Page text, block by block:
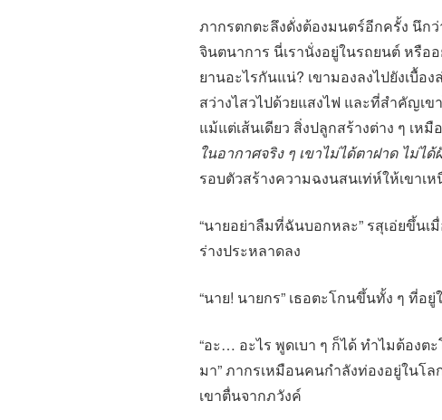
ภากรตกตะลึงดั่งต้องมนตร์อีกครั้ง นึก
จินตนาการ นี่เรานั่งอยู่ในรถยนต์ หรือ
ยานอะไรกันแน่? เขามองลงไปยังเบื้
สว่างไสวไปด้วยแสงไฟ และที่สำคัญเข
แม้แต่เส้นเดียว สิ่งปลูกสร้างต่าง ๆ เห
ในอากาศจริง ๆ เขาไม่ได้ตาฝาด ไม่ได้
รอบตัวสร้างความฉงนสนเท่ห์ให้เขาเ
“นายอย่าลืมที่ฉันบอกหละ” รสุเอ่ยขึ้นเ
ร่างประหลาดลง
“นาย! นายกร” เธอตะโกนขึ้นทั้ง ๆ ที่อ
“อะ… อะไร พูดเบา ๆ ก็ได้ ทำไมต้องต
มา” ภากรเหมือนคนกำลังท่องอยู่ในโ
เขาตื่นจากภวังค์